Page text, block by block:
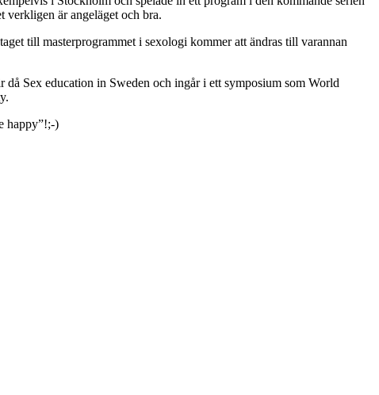
verkligen är angeläget och bra.
till masterprogrammet i sexologi kommer att ändras till varannan
då Sex education in Sweden och ingår i ett symposium som World
happy”!;-)